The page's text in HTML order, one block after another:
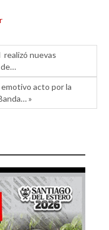
nuevas
de…
acto por la
»